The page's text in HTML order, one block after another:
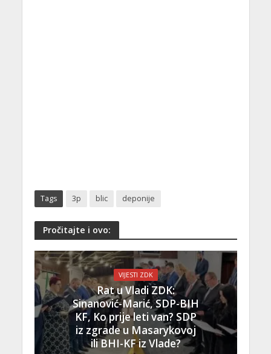
Tags 3p blic deponije
Pročitajte i ovo:
VIJESTI ZDK
Rat u Vladi ZDK:
Sinanović-Marić, SDP-BIH
KF, Ko prije leti van? SDP
iz zgrade u Masarykovoj
ili BHI-KF iz Vlade?